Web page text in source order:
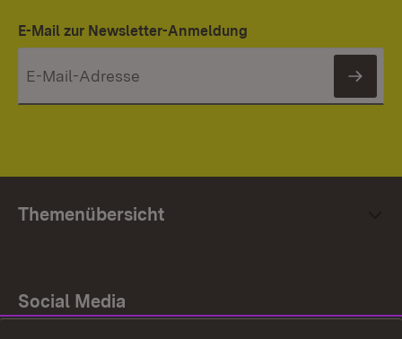
E-Mail zur Newsletter-Anmeldung
Themenübersicht
Social Media